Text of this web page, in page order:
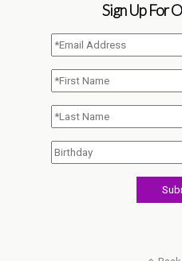
Sign Up For